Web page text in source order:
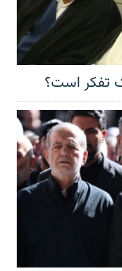
تفکر است؟